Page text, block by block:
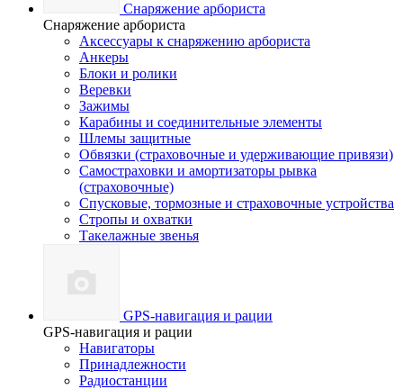
Снаряжение арбориста
Снаряжение арбориста
Аксессуары к снаряжению арбориста
Анкеры
Блоки и ролики
Веревки
Зажимы
Карабины и соединительные элементы
Шлемы защитные
Обвязки (страховочные и удерживающие привязи)
Самостраховки и амортизаторы рывка
(страховочные)
Спусковые, тормозные и страховочные устройства
Стропы и охватки
Такелажные звенья
GPS-навигация и рации
GPS-навигация и рации
Навигаторы
Принадлежности
Радиостанции